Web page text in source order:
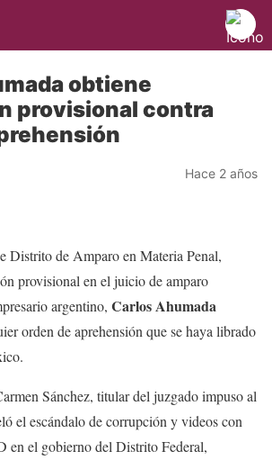
obtiene
provisional contra
Hace 2 años
Distrito de Amparo en Materia Penal,
provisional en el juicio de amparo
argentino, Carlos Ahumada
orden de aprehensión que se haya librado
Sánchez, titular del juzgado impuso al
el escándalo de corrupción y videos con
en el gobierno del Distrito Federal,